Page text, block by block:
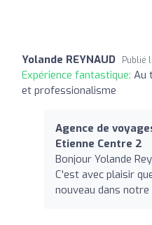
Yolande REYNAUD Publié
Expérience fantastique: Au
et professionalisme
Agence de
Etienne Centre 2
Bonjour Yolande
C'est avec plaisir
nouveau dans notre